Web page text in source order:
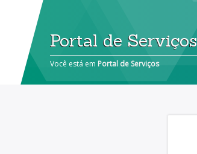
Portal de Serviços
Você está em Portal de Serviços